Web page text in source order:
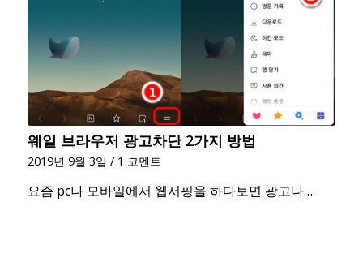
웨일 브라우저 광고차단 2가지 방법
2019년 9월 3일 / 1 코멘트
요즘 pc나 모바일에서 웹서핑을 하다보면 광고나…